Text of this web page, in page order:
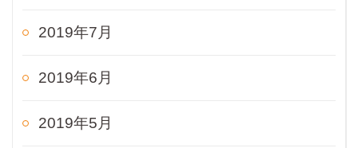
2019年7月
2019年6月
2019年5月